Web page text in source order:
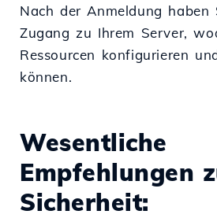
Nach der Anmeldung haben
Zugang zu Ihrem Server,
Ressourcen konfigurieren
können.
Wesentliche
Empfehlungen
Sicherheit: